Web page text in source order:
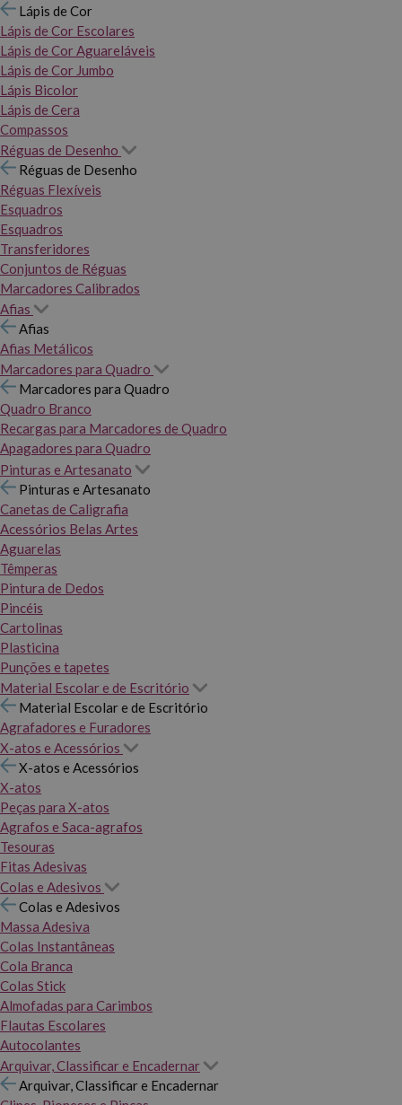
Lápis de Cor
Lápis de Cor Escolares
Lápis de Cor Aguareláveis
Lápis de Cor Jumbo
Lápis Bicolor
Lápis de Cera
Compassos
Réguas de Desenho
Réguas de Desenho
Réguas Flexíveis
Esquadros
Esquadros
Transferidores
Conjuntos de Réguas
Marcadores Calibrados
Afias
Afias
Afias Metálicos
Marcadores para Quadro
Marcadores para Quadro
Quadro Branco
Recargas para Marcadores de Quadro
Apagadores para Quadro
Pinturas e Artesanato
Pinturas e Artesanato
Canetas de Caligrafia
Acessórios Belas Artes
Aguarelas
Têmperas
Pintura de Dedos
Pincéis
Cartolinas
Plasticina
Punções e tapetes
Material Escolar e de Escritório
Material Escolar e de Escritório
Agrafadores e Furadores
X-atos e Acessórios
X-atos e Acessórios
X-atos
Peças para X-atos
Agrafos e Saca-agrafos
Tesouras
Fitas Adesivas
Colas e Adesivos
Colas e Adesivos
Massa Adesiva
Colas Instantâneas
Cola Branca
Colas Stick
Almofadas para Carimbos
Flautas Escolares
Autocolantes
Arquivar, Classificar e Encadernar
Arquivar, Classificar e Encadernar